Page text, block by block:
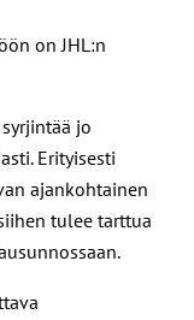
on JHL:n
jo
Erityisesti
ajankohtainen
tulee tarttua